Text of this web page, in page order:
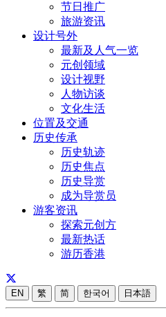
节日推广
旅游资讯
设计号外
最新及人气一览
元创领域
设计视野
人物访谈
文化生活
位置及交通
历史传承
历史轨迹
历史焦点
历史导赏
成为导赏员
游客资讯
探索元创方
最新热话
游历香港
EN 繁 简 한국어 日本語